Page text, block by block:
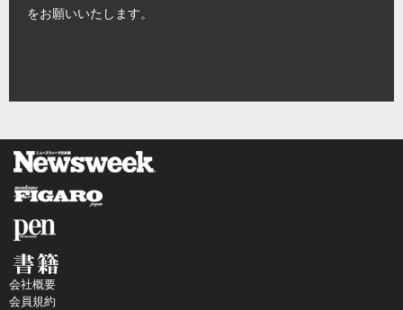
をお願いいたします。
会社概要
会員規約